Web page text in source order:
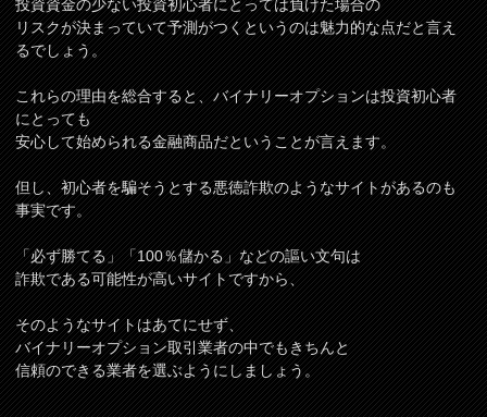
投資資金の少ない投資初心者にとっては負けた場合の
リスクが決まっていて予測がつくというのは魅力的な点だと言え
るでしょう。
これらの理由を総合すると、バイナリーオプションは投資初心者
にとっても
安心して始められる金融商品だということが言えます。
但し、初心者を騙そうとする悪徳詐欺のようなサイトがあるのも
事実です。
「必ず勝てる」「100％儲かる」などの謳い文句は
詐欺である可能性が高いサイトですから、
そのようなサイトはあてにせず、
バイナリーオプション取引業者の中でもきちんと
信頼のできる業者を選ぶようにしましょう。